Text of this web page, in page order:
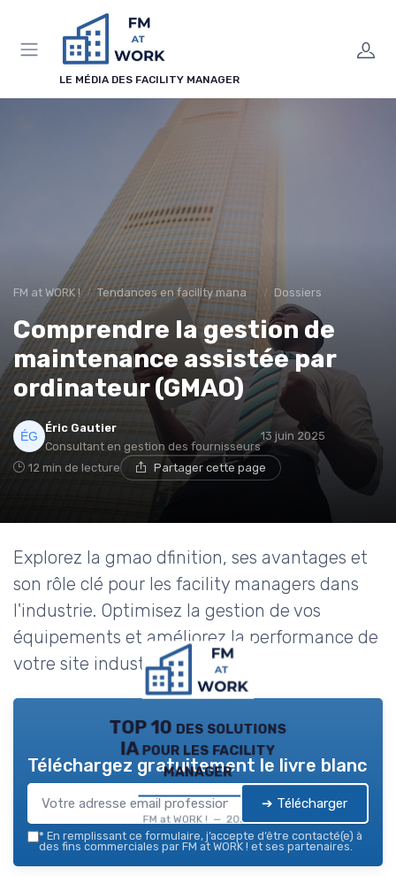
LE MÉDIA DES FACILITY MANAGER
FM at WORK ! Tendances en facility management Dossiers
Comprendre la gestion de
maintenance assistée par
ordinateur (GMAO)
Éric Gautier
Consultant en gestion des fournisseurs
13 juin 2025
12 min de lecture Partager cette page
Explorez la gmao dfinition, ses avantages et
son rôle clé pour les facility managers dans
l'industrie. Optimisez la gestion de vos
équipements et améliorez la performance de
votre site industriel.
TOP 10 des solutions
IA pour les facility
manager
FM at WORK ! — 2026
Téléchargez gratuitement le livre blanc
➔ Télécharger
* En remplissant ce formulaire, j’accepte d’être contacté(e) à
des fins commerciales par FM at WORK ! et ses partenaires.
Panneau de gestion des cookies